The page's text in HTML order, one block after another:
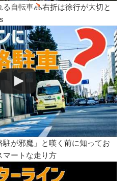
る自転車
右折は徐行が大切と
駐が邪魔」と嘆く前に知ってお
マートな走り方